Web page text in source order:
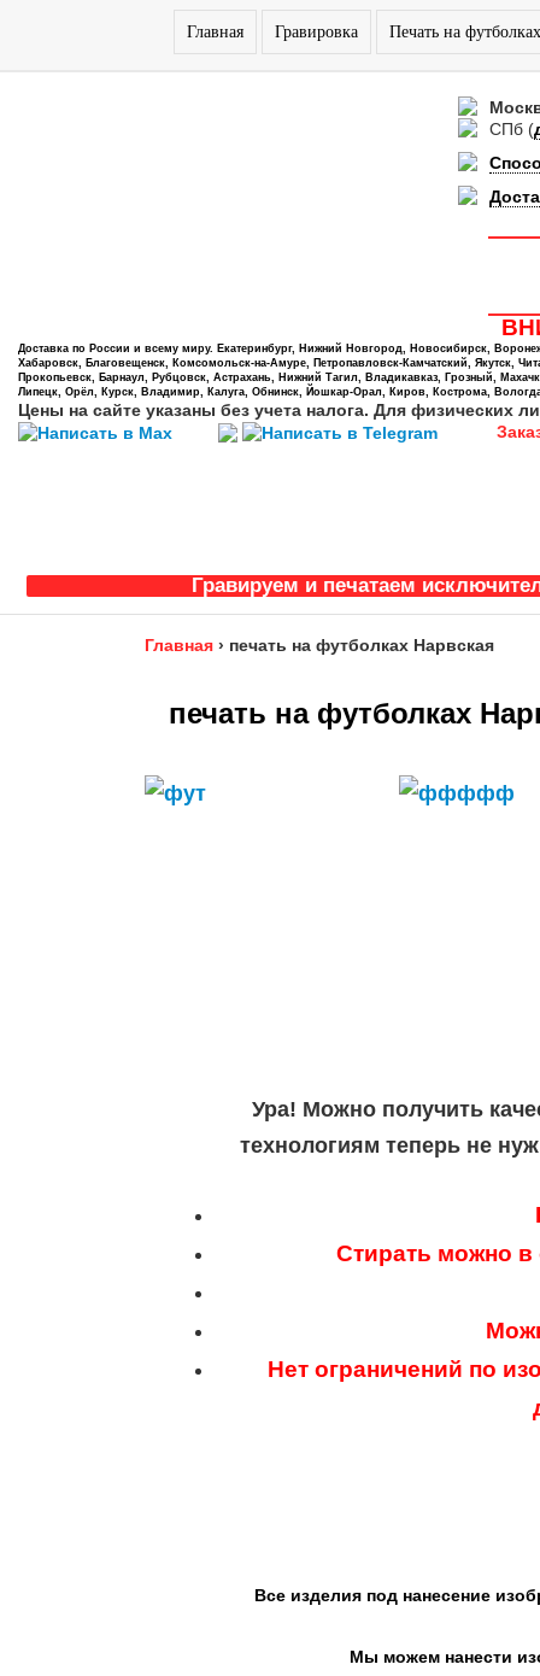
Главная Гравировка Печать на футболках
СПб (
Доставка по России и всему миру. Екатеринбург, Нижний Новгород, Новосибирск,
Хабаровск, Благовещенск, Комсомольск-на-Амуре, Петропавловск-Камчатский, Якутск,
Прокопьевск, Барнаул, Рубцовск, Астрахань, Нижний Тагил, Владикавказ, Грозный,
Липецк, Орёл, Курск, Владимир, Калуга, Обнинск, Йошкар-Орал, Киров, Кострома,
Цены на сайте указаны без учета налога. Для физических
Гравируем и печатаем
Главная › печать на футболках Нарвская
печать на футболках
Ура! Можно получить
технологиям теперь не
Стирать можно в
Нет ограничений по
Все изделия под нанесение
Мы можем нанести